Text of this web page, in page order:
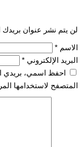
لن يتم نشر عنوان بريدك
الاسم *
البريد الإلكتروني *
احفظ اسمي، بريدي
المتصفح لاستخدامها